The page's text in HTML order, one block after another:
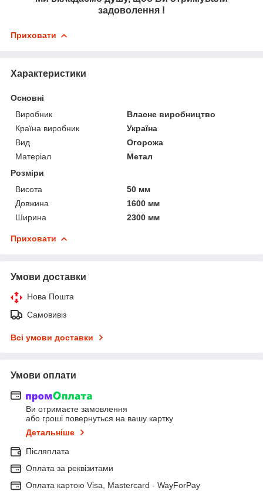
задоволення !
Приховати
Характеристики
Основні
Виробник
Власне виробництво
Країна виробник
Україна
Вид
Огорожа
Матеріал
Метал
Розміри
Висота
50 мм
Довжина
1600 мм
Ширина
2300 мм
Приховати
Умови доставки
Нова Пошта
Самовивіз
Всі умови доставки
Умови оплати
Ви отримаєте замовлення
або гроші повернуться на вашу картку
Детальніше
Післяплата
Оплата за реквізитами
Оплата картою Visa, Mastercard - WayForPay